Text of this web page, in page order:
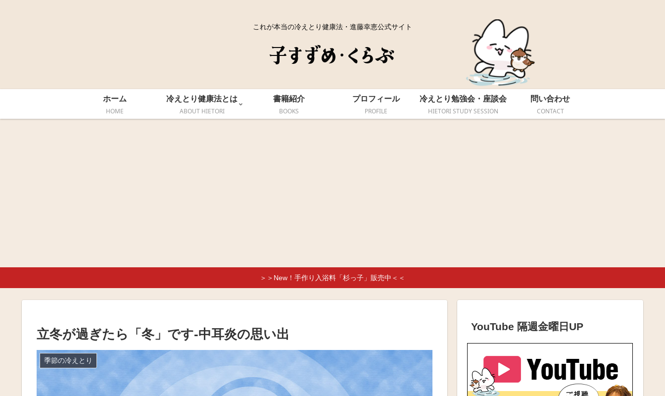
これが本当の冷えとり健康法・進藤幸恵公式サイト
ホーム
HOME
冷えとり健康法とは
ABOUT HIETORI
書籍紹介
BOOKS
プロフィール
PROFILE
冷えとり勉強会・座談会
HIETORI STUDY SESSION
問い合わせ
CONTACT
＞＞New！手作り入浴料「杉っ子」販売中＜＜
立冬が過ぎたら「冬」です-中耳炎の思い出
季節の冷えとり
YouTube 隔週金曜日UP